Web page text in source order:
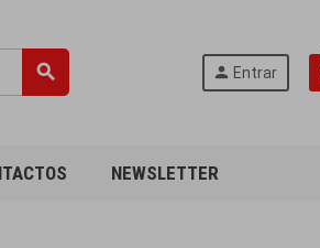
search person Entrar
NEWSLETTER